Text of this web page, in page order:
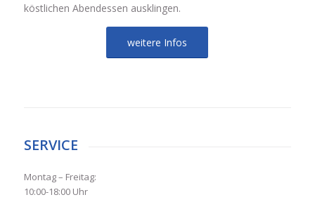
köstlichen Abendessen ausklingen.
weitere Infos
SERVICE
Montag – Freitag:
10:00-18:00 Uhr